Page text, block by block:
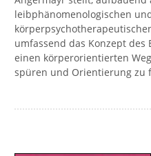
leibphänomenologischen
umfassend das Konzept des
einen körperorientierten
spüren und Orientierung zu